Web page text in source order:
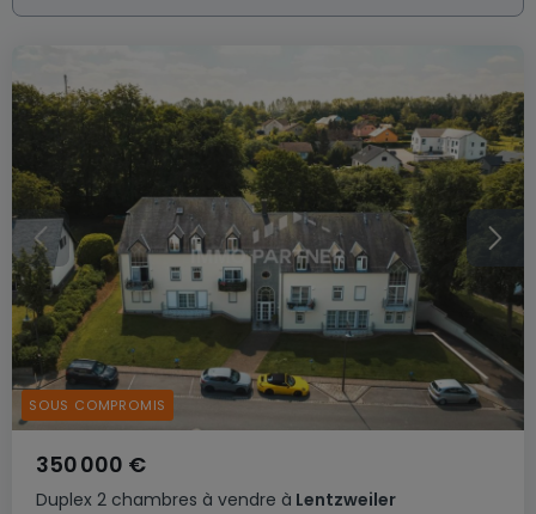
Duplex 2 chambres à vendre à Lentzweiler
350 000 €
SOUS COMPROMIS